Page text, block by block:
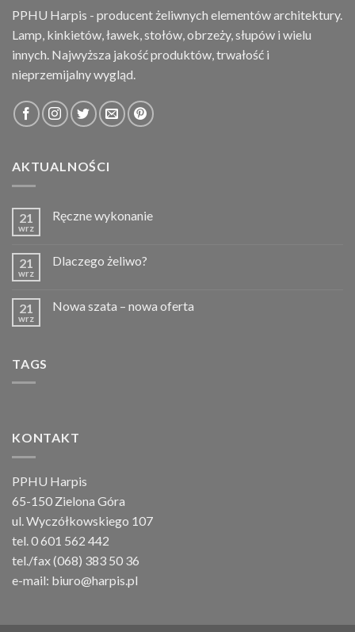
PPHU Harpis - producent żeliwnych elementów architektury.
Lamp, kinkietów, ławek, stołów, obrzeży, słupów i wielu
innych. Najwyższa jakość produktów, trwałość i
nieprzemijalny wygląd.
AKTUALNOŚCI
21
wrz
Ręczne wykonanie
21
wrz
Dlaczego żeliwo?
21
wrz
Nowa szata – nowa oferta
TAGS
KONTAKT
PPHU Harpis
65-150 Zielona Góra
ul. Wyczółkowskiego 107
tel. 0 601 562 442
tel./fax (068) 383 50 36
e-mail: biuro@harpis.pl